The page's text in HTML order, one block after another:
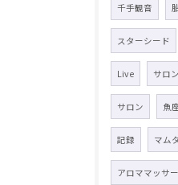
千手観音
スターシード
Live サロ
サロン 魚
記録 マム
アロママッサ